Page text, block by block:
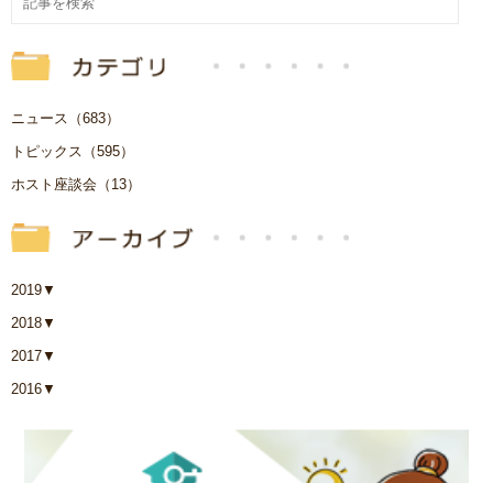
ニュース（683）
トピックス（595）
ホスト座談会（13）
2019▼
2018▼
2017▼
2016▼